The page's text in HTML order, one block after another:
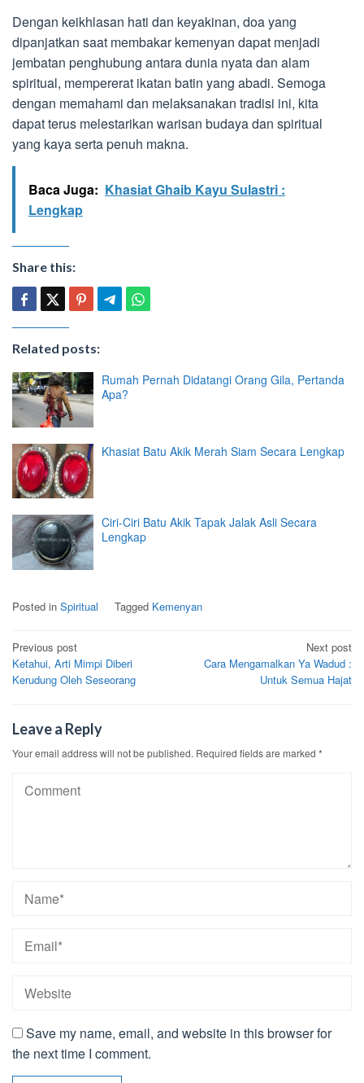
Dengan keikhlasan hati dan keyakinan, doa yang
dipanjatkan saat membakar kemenyan dapat menjadi
jembatan penghubung antara dunia nyata dan alam
spiritual, mempererat ikatan batin yang abadi. Semoga
dengan memahami dan melaksanakan tradisi ini, kita
dapat terus melestarikan warisan budaya dan spiritual
yang kaya serta penuh makna.
Baca Juga: Khasiat Ghaib Kayu Sulastri :
Lengkap
Share this:
Related posts:
Rumah Pernah Didatangi Orang Gila, Pertanda
Apa?
Khasiat Batu Akik Merah Siam Secara Lengkap
Ciri-Ciri Batu Akik Tapak Jalak Asli Secara
Lengkap
Posted in Spiritual Tagged Kemenyan
Post
navigation
Previous post
Ketahui, Arti Mimpi Diberi
Kerudung Oleh Seseorang
Next post
Cara Mengamalkan Ya Wadud :
Untuk Semua Hajat
Leave a Reply
Your email address will not be published. Required fields are marked *
Save my name, email, and website in this browser for
the next time I comment.